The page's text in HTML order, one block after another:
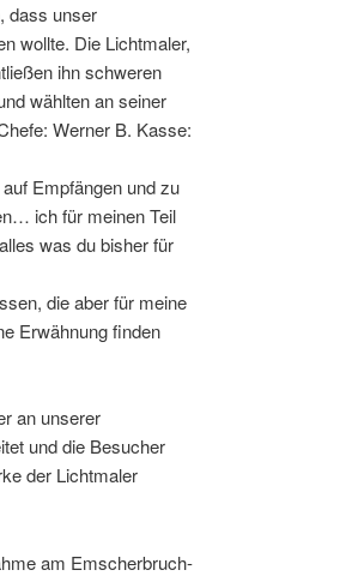
dass unser
wollte. Die Lichtmaler,
ihn schweren
wählten an seiner
Werner B. Kasse:
Empfängen und zu
ich für meinen Teil
was du bisher für
die aber für meine
Erwähnung finden
an unserer
und die Besucher
der Lichtmaler
am Emscherbruch-